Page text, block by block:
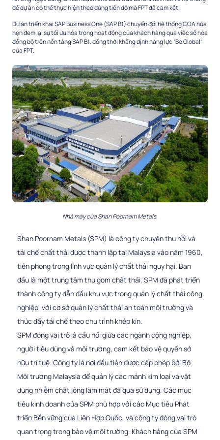
để dự án có thể thực hiện theo đúng tiến độ mà FPT đã cam kết.
Dự án triển khai SAP Business One (SAP B1) chuyển đổi hệ thống COA hứa
hẹn đem lại sự tối ưu hóa trong hoạt động của khách hàng qua việc số hóa
đồng bộ trên nền tảng SAP B1, đồng thời khẳng định năng lực “Be Global”
của FPT.
Nhà máy của Shan Poornam Metals.
Shan Poornam Metals (SPM) là công ty chuyên thu hồi và
tái chế chất thải được thành lập tại Malaysia vào năm 1960,
tiên phong trong lĩnh vực quản lý chất thải nguy hại. Ban
đầu là một trung tâm thu gom chất thải, SPM đã phát triển
thành công ty dẫn đầu khu vực trong quản lý chất thải công
nghiệp, với cơ sở quản lý chất thải an toàn môi trường và
thúc đẩy tái chế theo chu trình khép kín.
SPM đóng vai trò là cầu nối giữa các ngành công nghiệp,
người tiêu dùng và môi trường, cam kết bảo vệ quyền sở
hữu trí tuệ. Công ty là nơi đầu tiên được cấp phép bởi Bộ
Môi trường Malaysia để quản lý các mảnh kim loại và vật
dụng nhiễm chất lỏng làm mát đã qua sử dụng. Các mục
tiêu kinh doanh của SPM phù hợp với các Mục tiêu Phát
triển Bền vững của Liên Hợp Quốc, và công ty đóng vai trò
quan trọng trong bảo vệ môi trường. Khách hàng của SPM